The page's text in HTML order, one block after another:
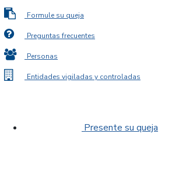
Formule su queja
Preguntas frecuentes
Personas
Entidades vigiladas y controladas
Presente su queja